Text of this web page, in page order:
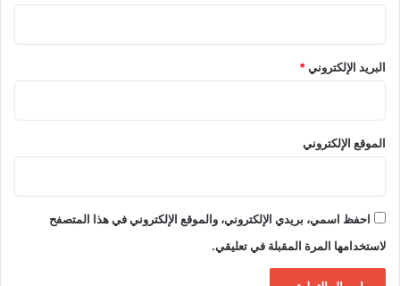
البريد الإلكتروني*
الموقع الإلكتروني
احفظ اسمي، بريدي الإلكتروني، والموقع الإلكتروني في هذا المتصفح
لاستخدامها المرة المقبلة في تعليقي.